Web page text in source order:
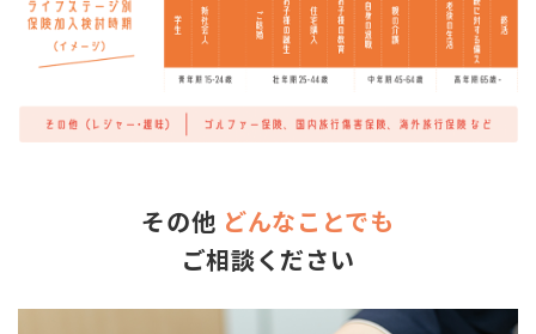
その他 どんなことでも
ご相談ください